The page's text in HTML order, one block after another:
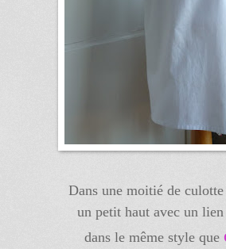
Dans une moitié de
un petit haut avec un
dans le même style que